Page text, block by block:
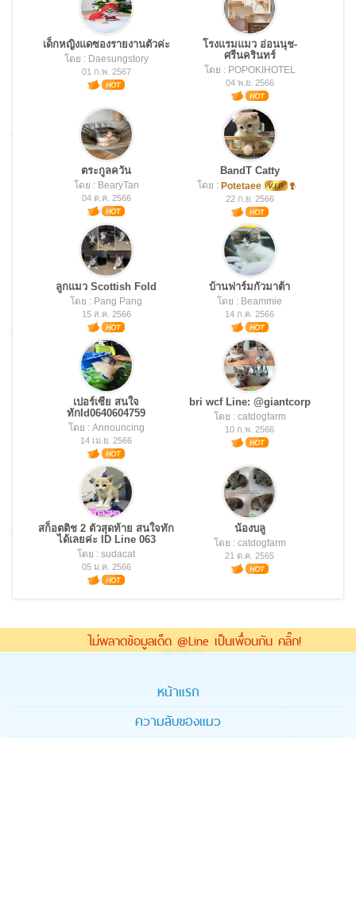
เด็กหญิงแดซองรายงานตัวค่ะ
โดย : Daesungstory
01 ก.พ. 2567
โรงแรมแมว อ่อนนุช-
ศรีนครินทร์
โดย : POPOKIHOTEL
04 พ.ย. 2566
ตระกูลควัน
โดย : BearyTan
04 ต.ค. 2566
BandT Catty
โดย :Potetaee
22 ก.ย. 2566
ลูกแมว Scottish Fold
โดย : Pang Pang
15 ส.ค. 2566
บ้านฟาร์มกัวมาต้า
โดย : Beammie
14 ก.ค. 2566
เปอร์เซีย สนใจ
ทักId0640604759
โดย : Announcing
14 เม.ย. 2566
bri wcf Line: @giantcorp
โดย : catdogfarm
10 ก.พ. 2566
สก็อตติช 2 ตัวสุดท้าย สนใจทัก
ได้เลยค่ะ ID Line 063
โดย : sudacat
05 ม.ค. 2566
น้องบลู
โดย : catdogfarm
21 ต.ค. 2565
ไม่พลาดข้อมูลเด็ด @Line เป็นเพื่อนกัน คลิ๊ก!
หน้าแรก
ความลับของแมว